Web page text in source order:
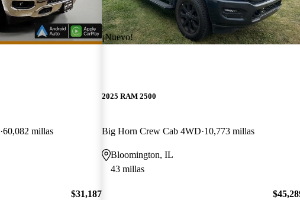
60,082 millas
$31,187
¡Nuevo!
2025 RAM 2500
Big Horn Crew Cab 4WD 10,773 millas
Bloomington, IL
43 millas